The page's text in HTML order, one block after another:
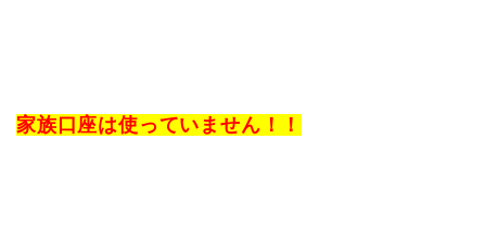
家族口座は使っていません！！